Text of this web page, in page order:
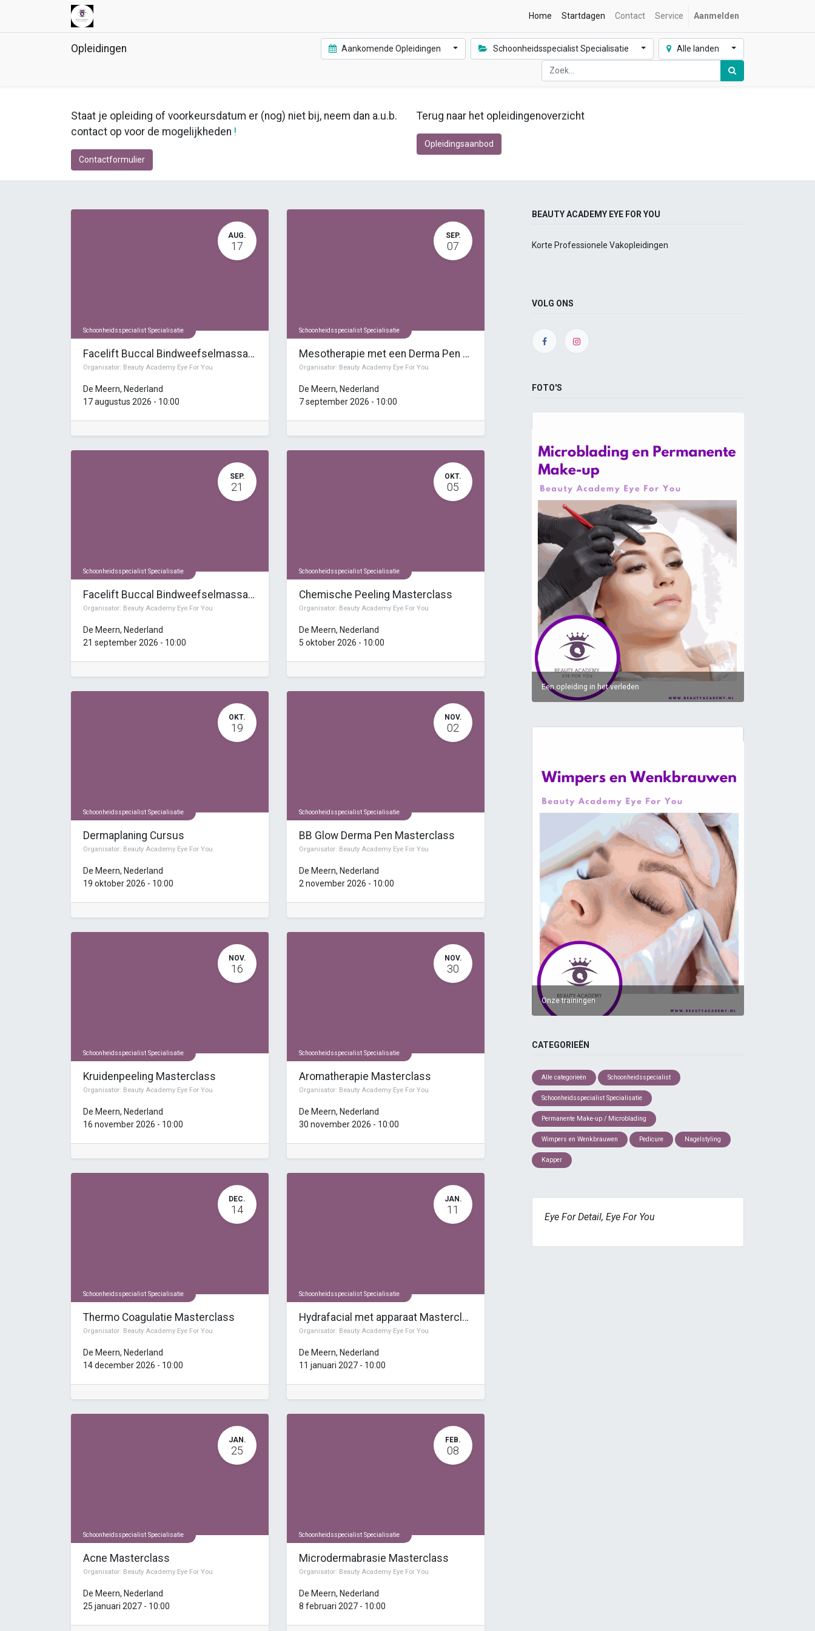
Home Startdagen Contact Service Aanmelden
Opleidingen Aankomende Opleidingen Schoonheidsspecialist Specialisatie Alle landen
Staat je opleiding of voorkeursdatum er (nog) niet bij, neem dan a.u.b.
contact op voor de mogelijkheden !
Contactformulier
Terug naar het opleidingenoverzicht
Opleidingsaanbod
AUG.
17
Schoonheidsspecialist Specialisatie
Facelift Buccal Bindweefselmassage Cursus
Organisator: Beauty Academy Eye For You
De Meern, Nederland
17 augustus 2026 - 10:00
SEP.
07
Schoonheidsspecialist Specialisatie
Mesotherapie met een Derma Pen Masterclass
Organisator: Beauty Academy Eye For You
De Meern, Nederland
7 september 2026 - 10:00
SEP.
21
Schoonheidsspecialist Specialisatie
Facelift Buccal Bindweefselmassage Cursus
Organisator: Beauty Academy Eye For You
De Meern, Nederland
21 september 2026 - 10:00
OKT.
05
Schoonheidsspecialist Specialisatie
Chemische Peeling Masterclass
Organisator: Beauty Academy Eye For You
De Meern, Nederland
5 oktober 2026 - 10:00
OKT.
19
Schoonheidsspecialist Specialisatie
Dermaplaning Cursus
Organisator: Beauty Academy Eye For You
De Meern, Nederland
19 oktober 2026 - 10:00
NOV.
02
Schoonheidsspecialist Specialisatie
BB Glow Derma Pen Masterclass
Organisator: Beauty Academy Eye For You
De Meern, Nederland
2 november 2026 - 10:00
NOV.
16
Schoonheidsspecialist Specialisatie
Kruidenpeeling Masterclass
Organisator: Beauty Academy Eye For You
De Meern, Nederland
16 november 2026 - 10:00
NOV.
30
Schoonheidsspecialist Specialisatie
Aromatherapie Masterclass
Organisator: Beauty Academy Eye For You
De Meern, Nederland
30 november 2026 - 10:00
DEC.
14
Schoonheidsspecialist Specialisatie
Thermo Coagulatie Masterclass
Organisator: Beauty Academy Eye For You
De Meern, Nederland
14 december 2026 - 10:00
JAN.
11
Schoonheidsspecialist Specialisatie
Hydrafacial met apparaat Masterclass
Organisator: Beauty Academy Eye For You
De Meern, Nederland
11 januari 2027 - 10:00
JAN.
25
Schoonheidsspecialist Specialisatie
Acne Masterclass
Organisator: Beauty Academy Eye For You
De Meern, Nederland
25 januari 2027 - 10:00
FEB.
08
Schoonheidsspecialist Specialisatie
Microdermabrasie Masterclass
Organisator: Beauty Academy Eye For You
De Meern, Nederland
8 februari 2027 - 10:00
BEAUTY ACADEMY EYE FOR YOU
Korte Professionele Vakopleidingen
VOLG ONS
FOTO'S
Een opleiding in het verleden
Onze trainingen
CATEGORIEËN
Alle categorieën Schoonheidsspecialist
Schoonheidsspecialist Specialisatie
Permanente Make-up / Microblading
Wimpers en Wenkbrauwen Pedicure Nagelstyling
Kapper
Eye For Detail, Eye For You